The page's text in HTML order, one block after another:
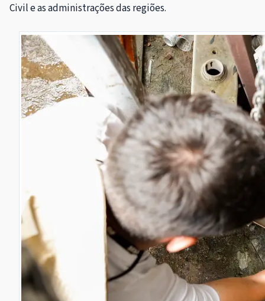
Civil e as administrações das regiões.